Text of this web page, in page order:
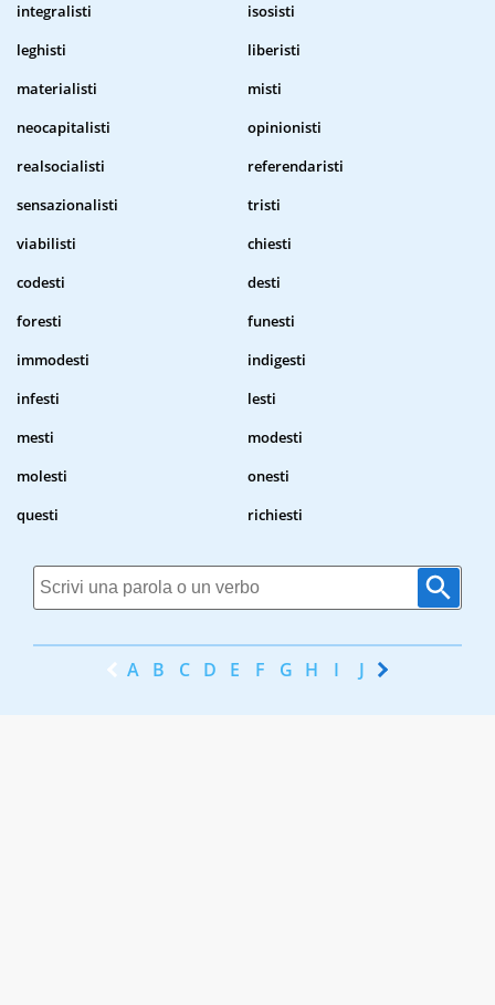
integralisti
isosisti
leghisti
liberisti
materialisti
misti
neocapitalisti
opinionisti
realsocialisti
referendaristi
sensazionalisti
tristi
viabilisti
chiesti
codesti
desti
foresti
funesti
immodesti
indigesti
infesti
lesti
mesti
modesti
molesti
onesti
questi
richiesti
A B C D E F G H I J K